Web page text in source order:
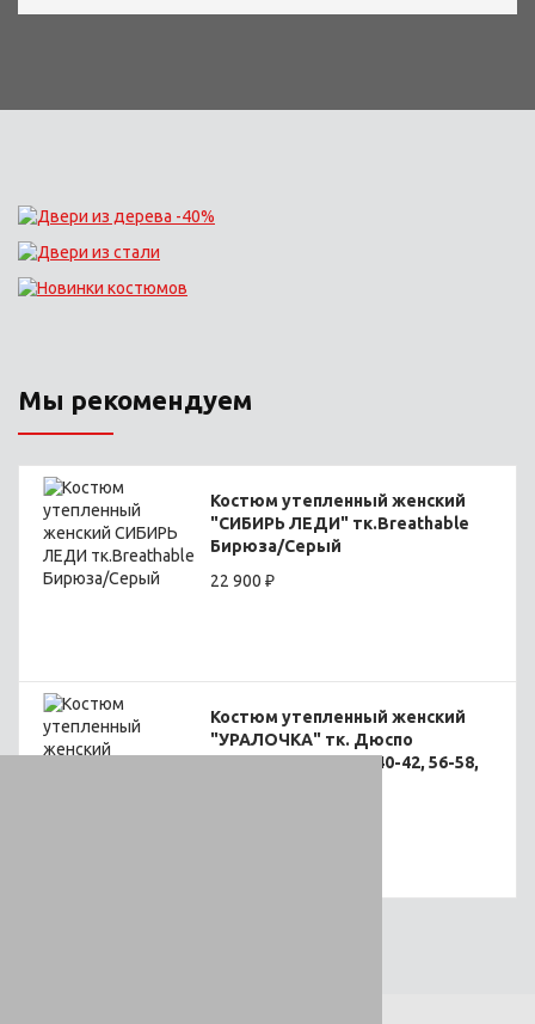
Мы рекомендуем
Костюм утепленный женский
"СИБИРЬ ЛЕДИ" тк.Breathable
Бирюза/Серый
22 900 ₽
Костюм утепленный женский
"УРАЛОЧКА" тк. Дюспо
остались размеры 40-42, 56-58,